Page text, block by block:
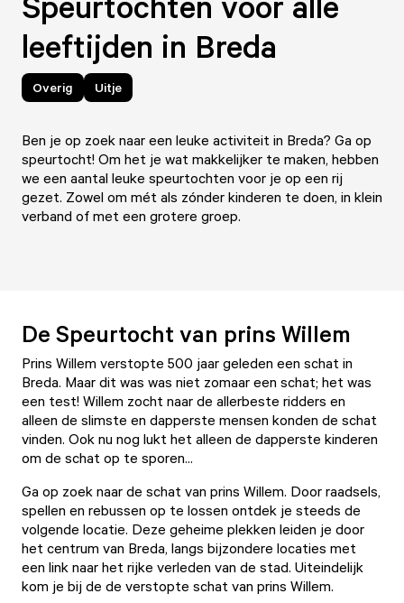
leeftijden in Breda
Overig Uitje
Ben je op zoek naar een leuke activiteit in Breda? Ga op
speurtocht! Om het je wat makkelijker te maken, hebben
we een aantal leuke speurtochten voor je op een rij
gezet. Zowel om mét als zónder kinderen te doen, in klein
verband of met een grotere groep.
De Speurtocht van prins Willem
Prins Willem verstopte 500 jaar geleden een schat in
Breda. Maar dit was was niet zomaar een schat; het was
een test! Willem zocht naar de allerbeste ridders en
alleen de slimste en dapperste mensen konden de schat
vinden. Ook nu nog lukt het alleen de dapperste kinderen
om de schat op te sporen...
Ga op zoek naar de schat van prins Willem. Door raadsels,
spellen en rebussen op te lossen ontdek je steeds de
volgende locatie. Deze geheime plekken leiden je door
het centrum van Breda, langs bijzondere locaties met
een link naar het rijke verleden van de stad. Uiteindelijk
kom je bij de de verstopte schat van prins Willem.